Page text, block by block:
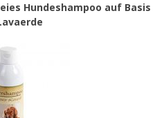
Hundeshampoo auf Basis